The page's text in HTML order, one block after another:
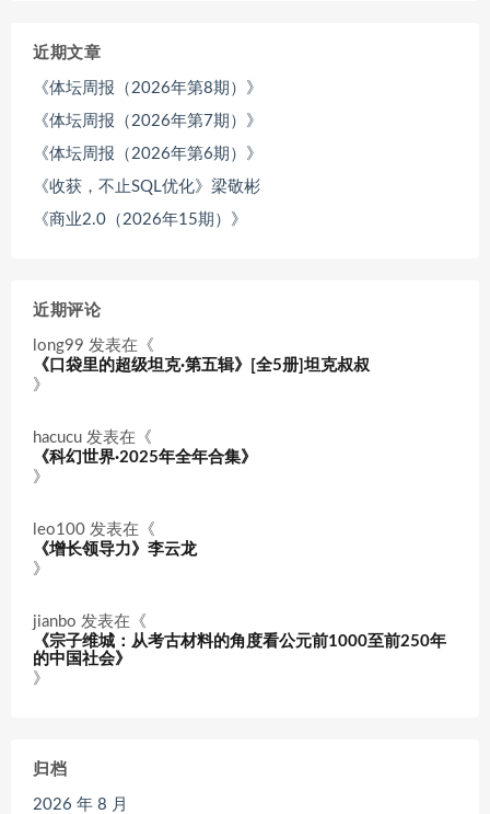
近期文章
《体坛周报（2026年第8期）》
《体坛周报（2026年第7期）》
《体坛周报（2026年第6期）》
《收获，不止SQL优化》梁敬彬
《商业2.0（2026年15期）》
近期评论
long99 发表在《
《口袋里的超级坦克·第五辑》[全5册]坦克叔叔
》
hacucu 发表在《
《科幻世界·2025年全年合集》
》
leo100 发表在《
《增长领导力》李云龙
》
jianbo 发表在《
《宗子维城：从考古材料的角度看公元前1000至前250年
的中国社会》
》
归档
2026 年 8 月